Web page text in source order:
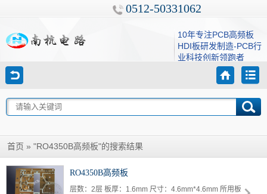
0512-50331062
10年专注PCB高频板
HDI板研发制造-PCB行
业科技创新领跑者
首页 » "RO4350B高频板"的搜索结果
RO4350B高频板
层数：2层 板厚：1.6mm 尺寸：4.6mm*4.6mm 所用板